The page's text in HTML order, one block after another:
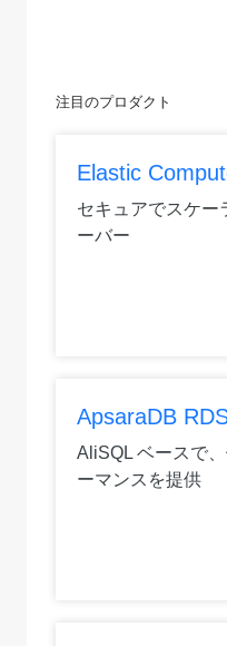
注目のプロダクト
Elastic
セキュアでスケー
ーバー
ApsaraDB
AliSQL ベースで
ーマンスを提供